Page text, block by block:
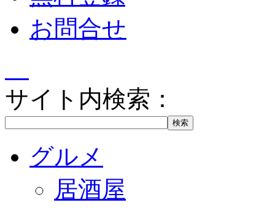
お問合せ
サイト内検索：
グルメ
居酒屋